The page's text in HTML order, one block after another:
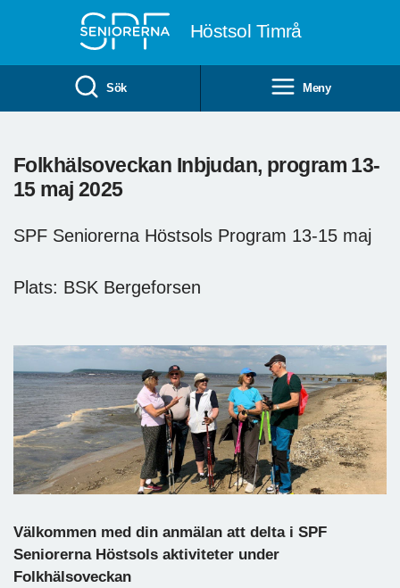
Höstsol Timrå
Sök Meny
Folkhälsoveckan Inbjudan, program 13-
15 maj 2025
SPF Seniorerna Höstsols Program 13-15 maj
Plats: BSK Bergeforsen
Välkommen med din anmälan att delta i SPF
Seniorerna Höstsols aktiviteter under
Folkhälsoveckan